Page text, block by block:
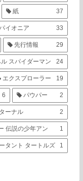
紙 37
イオニア 33
先行情報 29
スパイダーマン 24
エクスプローラー 19
6 パウパー 2
ーナル 2
伝説の少年アン 1
タント タートルズ 1